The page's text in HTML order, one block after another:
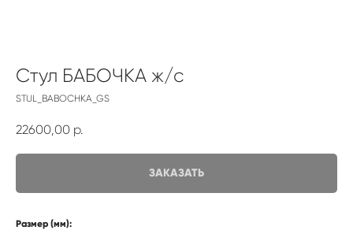
Стул БАБОЧКА ж/с
STUL_BABOCHKA_GS
22600,00 р.
ЗАКАЗАТЬ
Размер (мм):